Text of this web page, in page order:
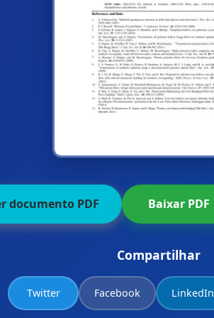
documento PDF Baixar PDF
Compartilhar
Twitter Facebook LinkedIn